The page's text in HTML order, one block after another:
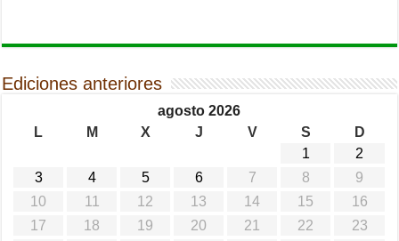
Ediciones anteriores
agosto 2026
L
M X J V S
D
1
2
3
4 5 6 7 8
9
10
11 12 13 14 15
16
17
18 19 20 21 22
23